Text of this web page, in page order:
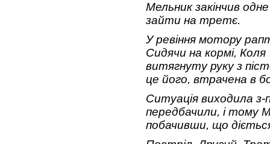
Мельник закінчив
зайти на третє.
У ревіння мотору
Сидячи на кормі,
витягнуту руку з
це його, втрачена в
Ситуація виходила з-
передбачили, і тому
побачивши, що